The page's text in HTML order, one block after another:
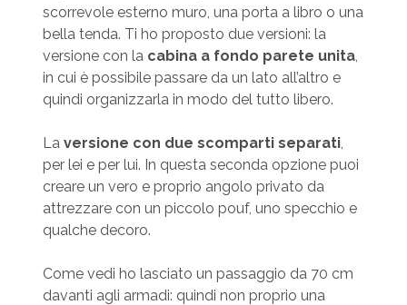
scorrevole esterno muro, una porta a libro o una
bella tenda. Ti ho proposto due versioni: la
versione con la cabina a fondo parete unita,
in cui è possibile passare da un lato all’altro e
quindi organizzarla in modo del tutto libero.
La versione con due scomparti separati,
per lei e per lui. In questa seconda opzione puoi
creare un vero e proprio angolo privato da
attrezzare con un piccolo pouf, uno specchio e
qualche decoro.
Come vedi ho lasciato un passaggio da 70 cm
davanti agli armadi: quindi non proprio una